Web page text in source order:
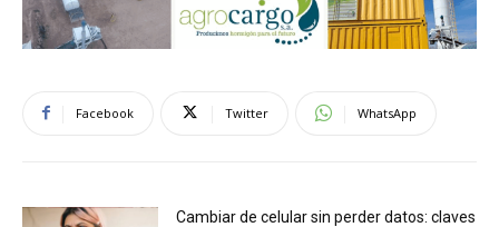
Facebook Twitter WhatsApp
Cambiar de celular sin perder datos: claves